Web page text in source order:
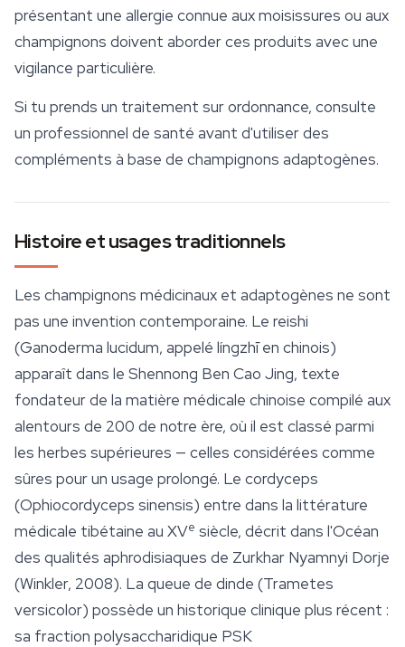
présentant une allergie connue aux moisissures ou aux
champignons doivent aborder ces produits avec une
vigilance particulière.
Si tu prends un traitement sur ordonnance, consulte
un professionnel de santé avant d'utiliser des
compléments à base de champignons adaptogènes.
Histoire et usages traditionnels
Les champignons médicinaux et adaptogènes ne sont
pas une invention contemporaine. Le reishi
(Ganoderma lucidum, appelé língzhīen chinois)
apparaît dans le Shennong Ben Cao Jing, texte
fondateur de la matière médicale chinoise compilé aux
alentours de 200 de notre ère, où il est classé parmi
les herbes supérieures — celles considérées comme
sûres pour un usage prolongé. Le cordyceps
(Ophiocordyceps sinensis) entre dans la littérature
médicale tibétaine au XVe siècle, décrit dans l'Océan
des qualités aphrodisiaques de Zurkhar Nyamnyi Dorje
(Winkler, 2008). La queue de dinde (Trametes
versicolor) possède un historique clinique plus récent :
sa fraction polysaccharidique PSK